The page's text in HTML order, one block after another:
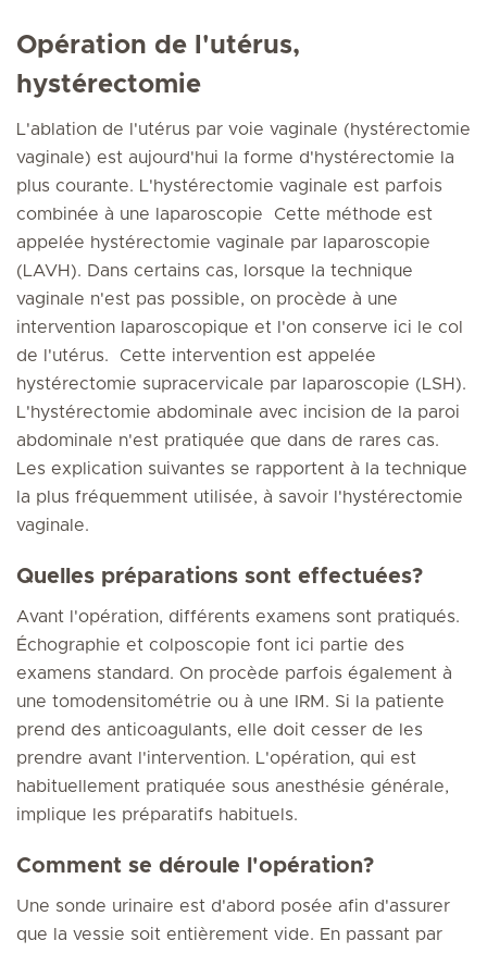
Opération de l'utérus,
hystérectomie
L'ablation de l'utérus par voie vaginale (hystérectomie
vaginale) est aujourd'hui la forme d'hystérectomie la
plus courante. L'hystérectomie vaginale est parfois
combinée à une laparoscopie Cette méthode est
appelée hystérectomie vaginale par laparoscopie
(LAVH). Dans certains cas, lorsque la technique
vaginale n'est pas possible, on procède à une
intervention laparoscopique et l'on conserve ici le col
de l'utérus. Cette intervention est appelée
hystérectomie supracervicale par laparoscopie (LSH).
L'hystérectomie abdominale avec incision de la paroi
abdominale n'est pratiquée que dans de rares cas.
Les explication suivantes se rapportent à la technique
la plus fréquemment utilisée, à savoir l'hystérectomie
vaginale.
Quelles préparations sont effectuées?
Avant l'opération, différents examens sont pratiqués.
Échographie et colposcopie font ici partie des
examens standard. On procède parfois également à
une tomodensitométrie ou à une IRM. Si la patiente
prend des anticoagulants, elle doit cesser de les
prendre avant l'intervention. L'opération, qui est
habituellement pratiquée sous anesthésie générale,
implique les préparatifs habituels.
Comment se déroule l'opération?
Une sonde urinaire est d'abord posée afin d'assurer
que la vessie soit entièrement vide. En passant par